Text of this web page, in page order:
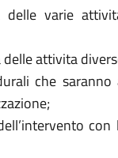
delle varie
attivita
che